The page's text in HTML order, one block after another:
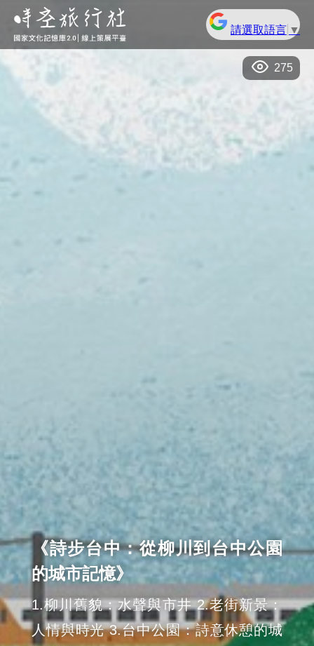
請選取語言 ▼
275
《詩步台中：從柳川到台中公園
的城市記憶》
1.柳川舊貌：水聲與市井 2.老街新景：
人情與時光 3.台中公園：詩意休憩的城